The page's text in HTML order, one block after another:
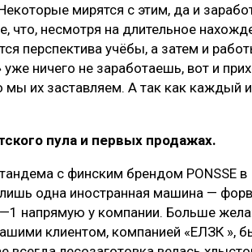
мирятся с этим, да и
что, несмотря на длительное
перспектива учёбы, а затем и
ничего не заработаешь, вот и
мы их заставляем. А так как каждый
пула и первых продажах.
с финским брендом PONSSE в
одна иностранная машина —
напрямую у компании. Больше
клиентом, компанией «ЕЛЗК »,